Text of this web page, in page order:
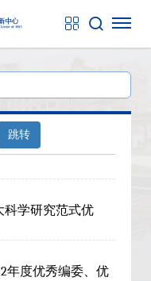
跳转
科学研究范式优
年度优秀编委、优